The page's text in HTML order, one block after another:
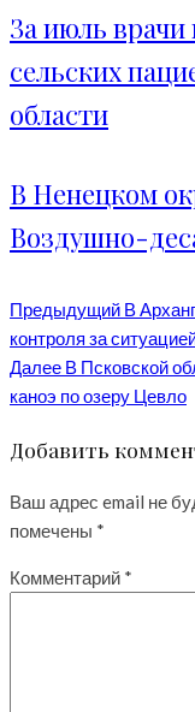
За июль врачи
сельских
области
В Ненецком
Воздушно-
Предыдущий В
контроля за
Далее В Псковской
каноэ по озеру Цевло
Добавить
Ваш адрес email не
помечены *
Комментарий *